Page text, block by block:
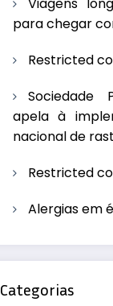
Viagens
para chegar
Restricted
Sociedade
apela à
nacional de
Restricted
Alergias em
Categorias